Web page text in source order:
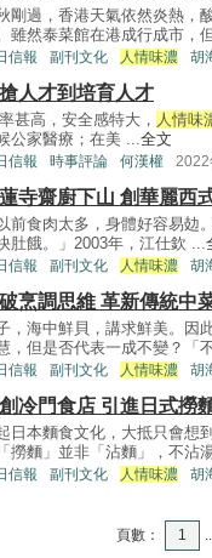
剛過，香港天氣依然炎熱，
雖然泰菜館在港成行成市，
信報 副刊文化 人情味濃 胡
人才到培育人才
甚高，安全感特大， 人情味
公家醫療；在美 ...全文
信報 時事評論 何漢權 2022
寺齋廚下山 創華麗西
以前食肉太多，身體好容易
肚餓。」2003年，江仕欽 ...
信報 副刊文化 人情味濃 胡
烹調思維 革新傳統中
，海中鮮貝，講求鮮美。因
，但是否代表一成不變？「
信報 副刊文化 人情味濃 胡
冷門食店 引進日式撈
日本麵食文化，大抵只會想
撈麵」並非「沾麵」，不沾
信報 副刊文化 人情味濃 胡
頁數： 1